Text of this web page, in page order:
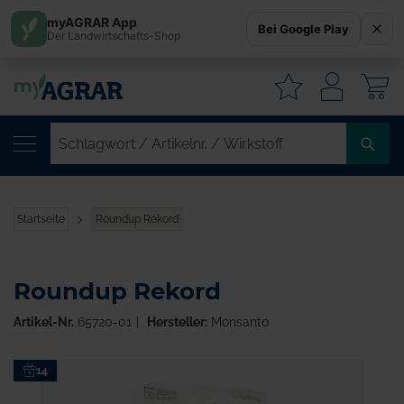
Startseite Roundup Rekord
Zum14
Roundup Rekord
Artikel-Nr. 65720-01 Hersteller:Monsanto
myAGRAR App
Der Landwirtschafts-Shop Bei Google Play